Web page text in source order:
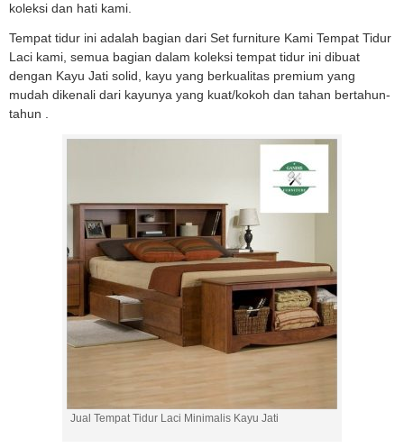
koleksi dan hati kami.
Tempat tidur ini adalah bagian dari Set furniture Kami Tempat Tidur
Laci kami, semua bagian dalam koleksi tempat tidur ini dibuat
dengan Kayu Jati solid, kayu yang berkualitas premium yang
mudah dikenali dari kayunya yang kuat/kokoh dan tahan bertahun-
tahun .
Jual Tempat Tidur Laci Minimalis Kayu Jati